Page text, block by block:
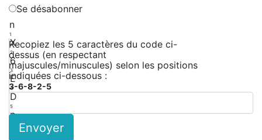
Se désabonner
n
1
X
2
6
3
E
4
D
5
p
Recopiez les 5 caractères du code ci-
dessus (en respectant
majuscules/minuscules) selon les positions
indiquées ci-dessous :
3-6-8-2-5
Envoyer